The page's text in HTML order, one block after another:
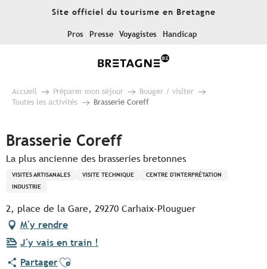
Site officiel du tourisme en Bretagne
Pros Presse Voyagistes Handicap
Accueil Préparer mon séjour
Bouger / visiter
Toutes les activités
Brasserie Coreff
Brasserie Coreff
La plus ancienne des brasseries bretonnes
VISITES ARTISANALES VISITE TECHNIQUE
CENTRE D'INTERPRÉTATION
INDUSTRIE
2, place de la Gare, 29270 Carhaix-Plouguer
M'y rendre
J'y vais en train !
PartagerAjouter aux favoris